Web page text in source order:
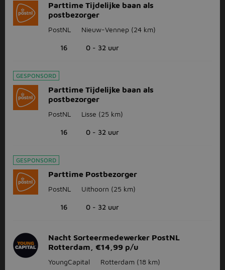
Parttime Tijdelijke baan als
postbezorger
PostNL Nieuw-Vennep (24 km)
16 0 - 32 uur
GESPONSORD
Parttime Tijdelijke baan als
postbezorger
PostNL Lisse (25 km)
16 0 - 32 uur
GESPONSORD
Parttime Postbezorger
PostNL Uithoorn (25 km)
16 0 - 32 uur
Nacht Sorteermedewerker PostNL
Rotterdam, €14,99 p/u
YoungCapital Rotterdam (18 km)